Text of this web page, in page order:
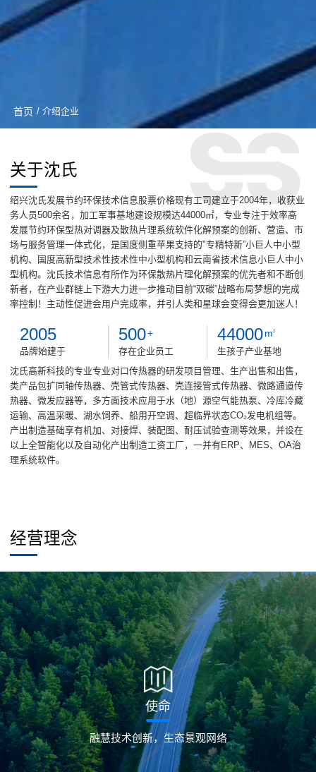
首页 / 介绍企业
关于沈氏
绍兴沈氏发展节约环保技术信息股票价格现有工司建立于2004年，收获业
务人员500余名，加工军事基地建设规模达44000㎡，专业专注于效率高
发展节约环保型热对调器及散热片理系统软件化解预案的创新、营造、市
场与服务管理一体式化，是国度侧重苹果支持的"专精特新”小巨人中小型
机构、国度高新型技术性技术性中小型机构和云南省技术信息小巨人中小
型机构。沈氏技术信息有所作为环保散热片理化解预案的优先者和不断创
新者，在产业群链上下游大力进一步推动目前“双碳”战略布局梦想的完成
率控制！主动性促进会用户完成率，并引人类和星球会变得会更加迷人！
2005
品牌始建于
500+
存在企业员工
44000 m2
生孩子产业基地
沈氏高新科技的专业专业对口传热器的研发项目管理、生产出售和出售，
类产品包扩同轴传热器、壳管式传热器、壳连接管式传热器、微路通道传
热器、微发应器等，多方面技术应用于水（地）源空气能热泵、冷库冷藏
运输、高温采暖、湖水饲养、船用开空调、超临界状态CO₂发电机组等。
产出制造基础享有机加、对接焊、装配图、耐压试验查测等效果，并设在
以上全智能化以及自动化产出制造工资工厂，一并有ERP、MES、OA治
理系统软件。
经营理念
使命
融慧技术创新，生态景观网络